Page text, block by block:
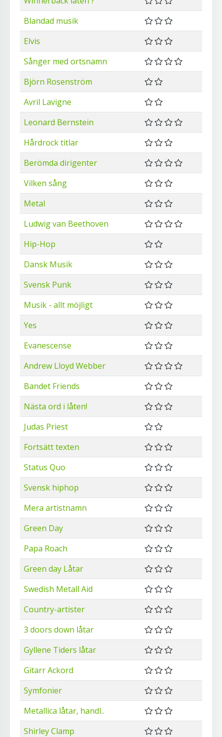
Blandad musik
Elvis
Sånger med ortsnamn
Björn Rosenström
Avril Lavigne
Leonard Bernstein
Hårdrock titlar
Berömda dirigenter
Vilken sång
Metal
Ludwig van Beethoven
Hip-Hop
Dansk Musik
Svensk Punk
Musik - allt möjligt
Yes
Evanescense
Andrew Lloyd Webber
Bandet Friends
Nästa ord i låten!
Judas Priest
Fortsätt texten
Status Quo
Svensk hiphop
Mera artistnamn
Green Day
Papa Roach
Green day Låtar
Swedish Metall Aid
Country-artister
3 doors down låtar
Gyllene Tiders låtar
Gitarr Ackord
Symfonier
Metallica låtar, handl..
Shirley Clamp